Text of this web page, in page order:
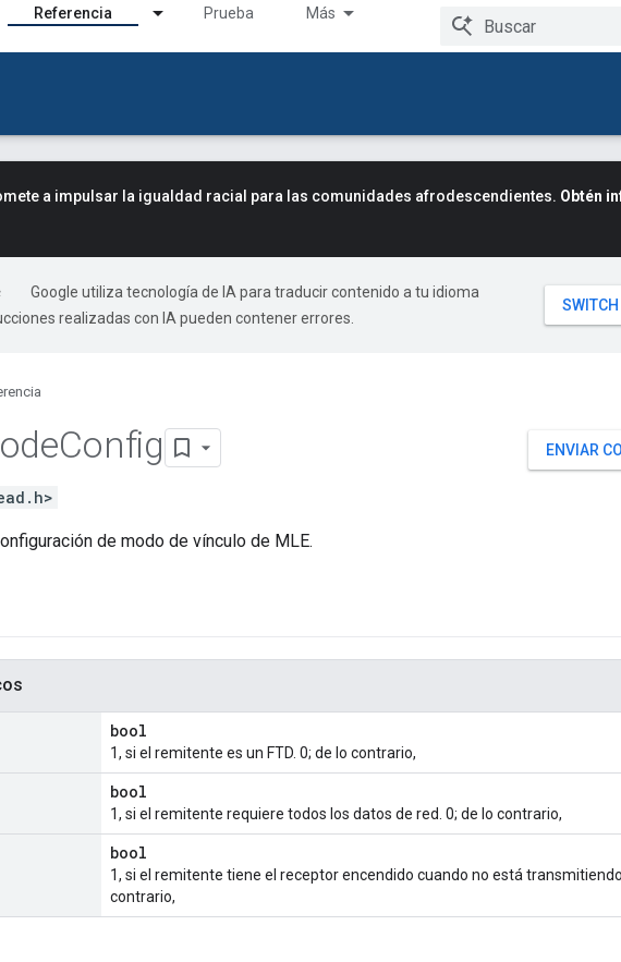
Referencia Prueba Más
a impulsar la igualdad racial para las comunidades afrodescendientes. Obtén
Google utiliza tecnología de IA para traducir contenido a tu idioma
realizadas con IA pueden contener errores.
ENVIAR
Config
de modo de vínculo de MLE.
bool
1, si el remitente es un FTD. 0; de lo contrario,
bool
1, si el remitente requiere todos los datos de red. 0; de lo contrario,
bool
1, si el remitente tiene el receptor encendido cuando no está
contrario,